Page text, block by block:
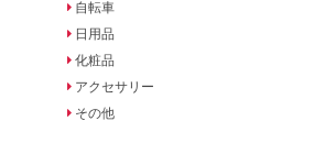
自転車
日用品
化粧品
アクセサリー
その他